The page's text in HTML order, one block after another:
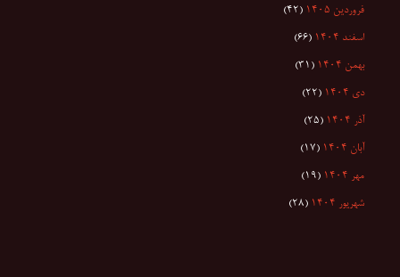
فروردین ۱۴۰۵ (۴۲)
اسفند ۱۴۰۴ (۶۶)
بهمن ۱۴۰۴ (۳۱)
دی ۱۴۰۴ (۲۲)
آذر ۱۴۰۴ (۲۵)
آبان ۱۴۰۴ (۱۷)
مهر ۱۴۰۴ (۱۹)
شهریور ۱۴۰۴ (۲۸)